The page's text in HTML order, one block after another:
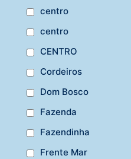
centro
centro
CENTRO
Cordeiros
Dom Bosco
Fazenda
Fazendinha
Frente Mar